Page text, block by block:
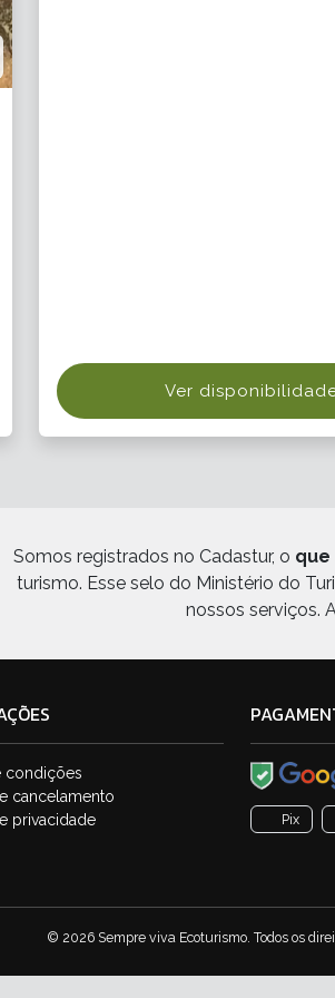
Ver
Somos registrados no Cadastur, o que
turismo. Esse selo do Ministério do
nossos serviços.
condições
cancelamento
privacidade
Pix
© 2026 Sempre viva Ecoturismo. Todos os